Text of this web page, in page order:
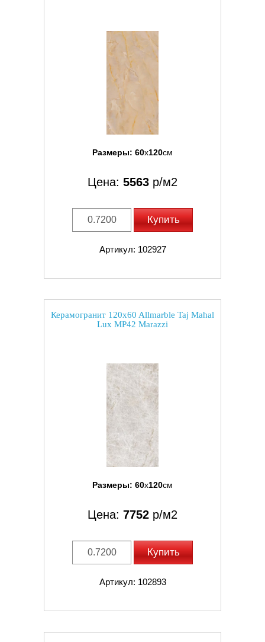
Размеры: 60x120см
Цена: 5563 р/м2
Купить
Артикул: 102927
Керамогранит 120x60 Allmarble Taj Mahal
Lux MP42 Marazzi
Размеры: 60x120см
Цена: 7752 р/м2
Купить
Артикул: 102893